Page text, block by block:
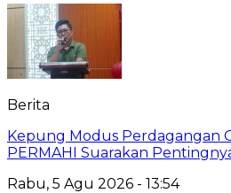
Berita
Kepung Modus Perdagangan
PERMAHI Suarakan
Rabu, 5 Agu 2026 - 13:54